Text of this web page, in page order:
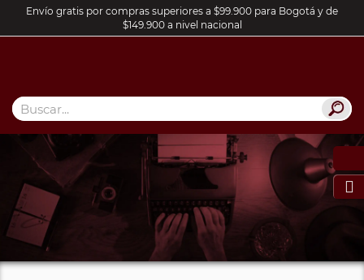
Envío gratis por compras superiores a $99.900 para Bogotá y de
$149.900 a nivel nacional
